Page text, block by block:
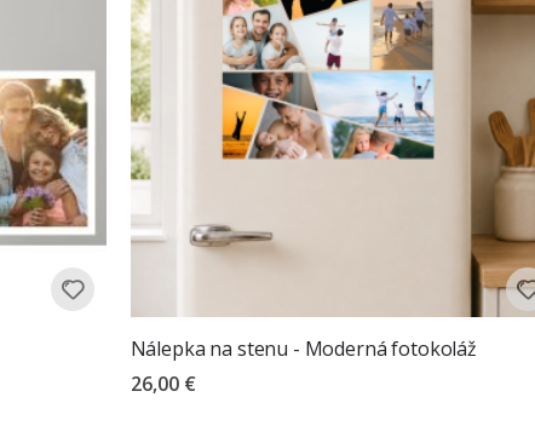
Nálepka na stenu - Moderná fotokoláž
26,00 €